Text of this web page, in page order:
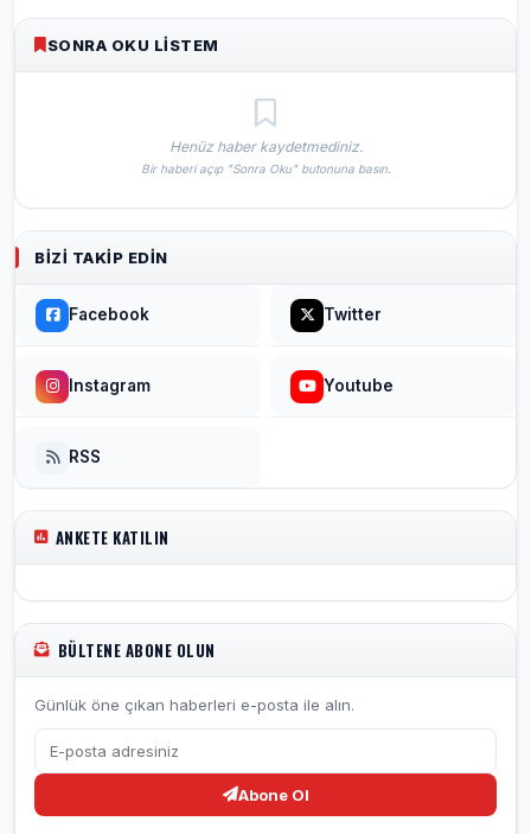
SONRA OKU LISTEM
Henüz haber kaydetmediniz.
Bir haberi açıp "Sonra Oku" butonuna basın.
BIZI TAKIP EDIN
Facebook Twitter
Instagram Youtube
RSS
ANKETE KATILIN
BÜLTENE ABONE OLUN
Günlük öne çıkan haberleri e-posta ile alın.
Abone Ol